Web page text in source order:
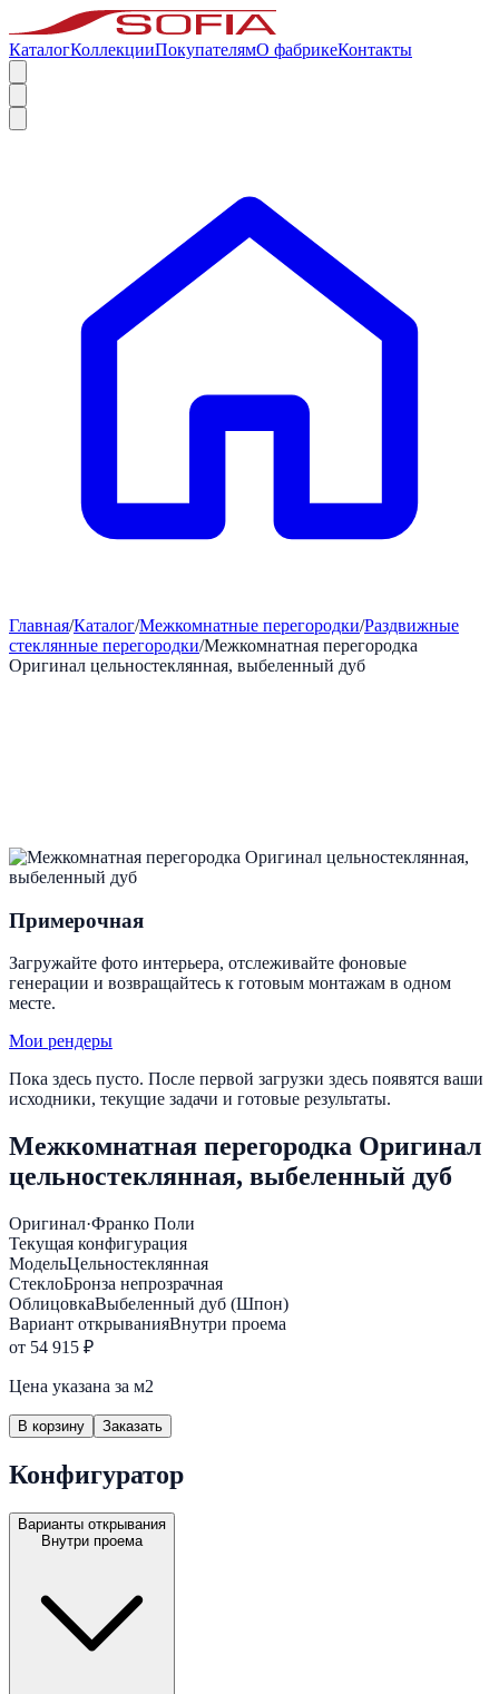
КаталогКоллекцииПокупателямО фабрикеКонтакты
Главная/Каталог/Межкомнатные перегородки/Раздвижные
стеклянные перегородки/Межкомнатная перегородка
Оригинал цельностеклянная, выбеленный дуб
Примерочная
Загружайте фото интерьера, отслеживайте фоновые
генерации и возвращайтесь к готовым монтажам в одном
месте.
Мои рендеры
Пока здесь пусто. После первой загрузки здесь появятся ваши
исходники, текущие задачи и готовые результаты.
Межкомнатная перегородка Оригинал
цельностеклянная, выбеленный дуб
Оригинал·Франко Поли
Текущая конфигурация
МодельЦельностеклянная
СтеклоБронза непрозрачная
ОблицовкаВыбеленный дуб (Шпон)
Вариант открыванияВнутри проема
от 54 915 ₽
Цена указана за м2
В корзину Заказать
Конфигуратор
Варианты открывания
Внутри проема